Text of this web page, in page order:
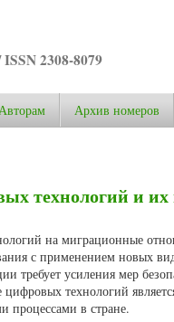
2308-8079
Архив номеров
технологий и
на миграционные
с применением новых
требует усиления мер
технологий
процессами в стране.